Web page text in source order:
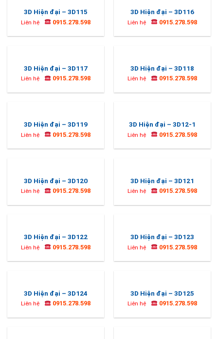
3D Hiện đại – 3D115
Liên hệ 0915.278.598
3D Hiện đại – 3D116
Liên hệ 0915.278.598
3D Hiện đại – 3D117
Liên hệ 0915.278.598
3D Hiện đại – 3D118
Liên hệ 0915.278.598
3D Hiện đại – 3D119
Liên hệ 0915.278.598
3D Hiện đại – 3D12-1
Liên hệ 0915.278.598
3D Hiện đại – 3D120
Liên hệ 0915.278.598
3D Hiện đại – 3D121
Liên hệ 0915.278.598
3D Hiện đại – 3D122
Liên hệ 0915.278.598
3D Hiện đại – 3D123
Liên hệ 0915.278.598
3D Hiện đại – 3D124
Liên hệ 0915.278.598
3D Hiện đại – 3D125
Liên hệ 0915.278.598